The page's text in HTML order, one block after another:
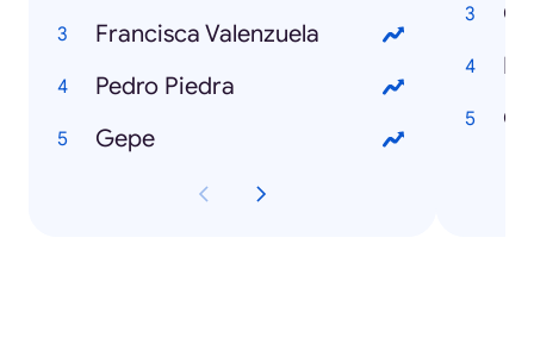
Francisca Valenzuela
Pedro Piedra
Gepe